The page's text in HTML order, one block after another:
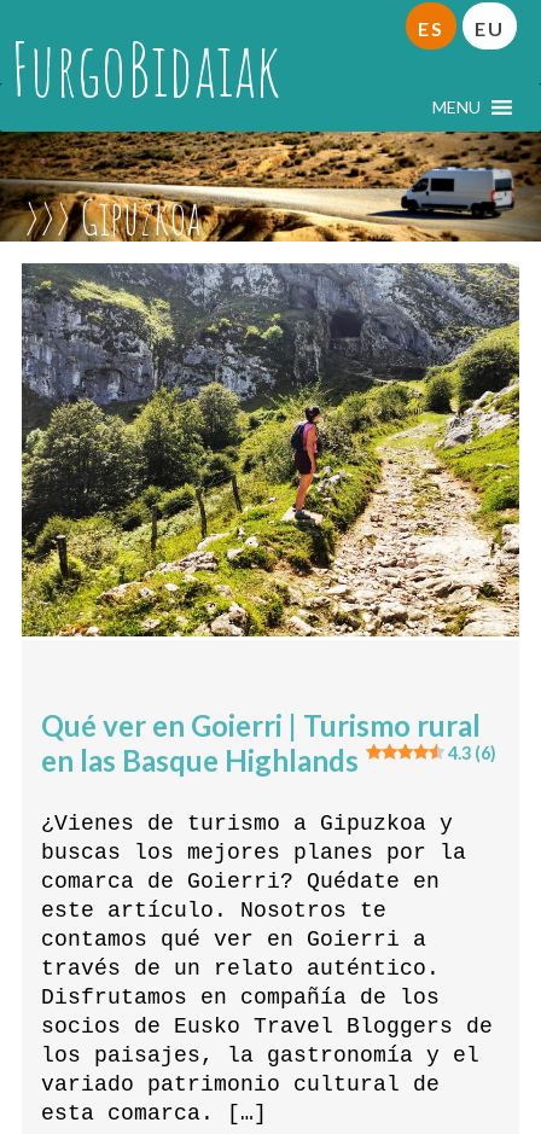
FurgoBidaiak MENU
ES EU
Gipuzkoa
Qué ver en Goierri | Turismo rural
en las Basque Highlands
4.3 (6)
¿Vienes de turismo a Gipuzkoa y
buscas los mejores planes por la
comarca de Goierri? Quédate en
este artículo. Nosotros te
contamos qué ver en Goierri a
través de un relato auténtico.
Disfrutamos en compañía de los
socios de Eusko Travel Bloggers de
los paisajes, la gastronomía y el
variado patrimonio cultural de
esta comarca. […]